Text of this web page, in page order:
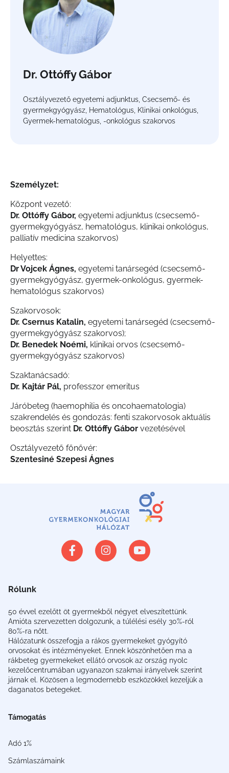
Dr. Ottóffy Gábor
Osztályvezető egyetemi adjunktus, Csecsemő- és
gyermekgyógyász, Hematológus, Klinikai onkológus,
Gyermek-hematológus, -onkológus szakorvos
Személyzet:
Központ vezető:
Dr. Ottóffy Gábor, egyetemi adjunktus (csecsemő-
gyermekgyógyász, hematológus, klinikai onkológus,
palliatív medicina szakorvos)
Helyettes:
Dr Vojcek Ágnes, egyetemi tanársegéd (csecsemő-
gyermekgyógyász, gyermek-onkológus, gyermek-
hematológus szakorvos)
Szakorvosok:
Dr. Csernus Katalin, egyetemi tanársegéd (csecsemő-
gyermekgyógyász szakorvos);
Dr. Benedek Noémi, klinikai orvos (csecsemő-
gyermekgyógyász szakorvos)
Szaktanácsadó:
Dr. Kajtár Pál, professzor emeritus
Járóbeteg (haemophilia és oncohaematologia)
szakrendelés és gondozás: fenti szakorvosok aktuális
beosztás szerint Dr. Ottóffy Gábor vezetésével
Osztályvezető főnővér:
Szentesiné Szepesi Ágnes
Rólunk
50 évvel ezelőtt öt gyermekből négyet elveszítettünk.
Amióta szervezetten dolgozunk, a túlélési esély 30%-ról
80%-ra nőtt.
Hálózatunk összefogja a rákos gyermekeket gyógyító
orvosokat és intézményeket. Ennek köszönhetően ma a
rákbeteg gyermekeket ellátó orvosok az ország nyolc
kezelőcentrumában ugyanazon szakmai irányelvek szerint
járnak el. Közösen a legmodernebb eszközökkel kezeljük a
daganatos betegeket.
Támogatás
Adó 1%
Számlaszámaink